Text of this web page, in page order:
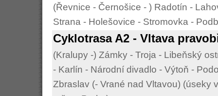
(Řevnice - Černošice - ) Radotín -
Strana - Holešovice - Stromovka -
Cyklotrasa A2 - Vltava
(Kralupy -) Zámky - Troja - Libeňský
- Karlín - Národní divadlo - Výtoň -
Zbraslav (- Vrané nad Vltavou) (úseky